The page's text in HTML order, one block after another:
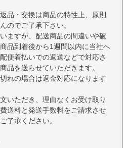
品・交換は商品の特性上、原則
のでご了承下さい。
ますが、配送商品の間違いや破
品到着後から1週間以内に当社へ
便着払いでの返送などで対応さ
品を送らせていただきます。
れの場合は返金対応になります
ただき、理由なくお受け取り
送料と発送手数料をご請求させ
了承ください。